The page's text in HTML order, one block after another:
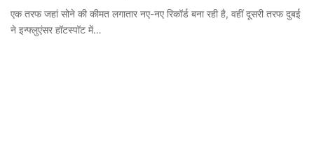
एक तरफ जहां सोने की कीमत लगातार नए-नए रिकॉर्ड बना रही है, वहीं दूसरी तरफ दुबई
ने इन्फ्लुएंसर हॉटस्पॉट में…